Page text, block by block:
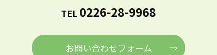
TEL 0226-28-9968
お問い合わせフォーム